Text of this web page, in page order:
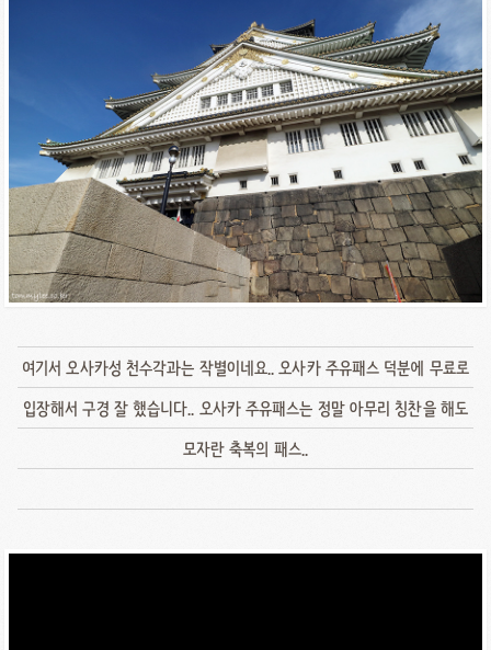
여기서 오사카성 천수각과는 작별이네요.. 오사카 주유패스 덕분에 무료로
입장해서 구경 잘 했습니다.. 오사카 주유패스는 정말 아무리 칭찬을 해도
모자란 축복의 패스..